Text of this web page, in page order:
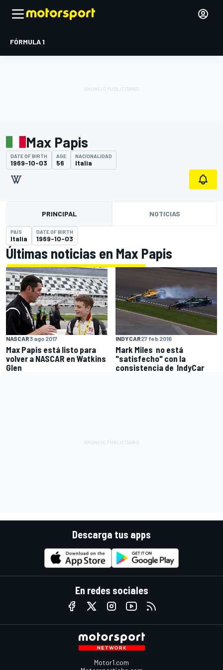
FÓRMULA 1
Max Papis
DATE OF BIRTH
1969-10-03
AGE
56
NACIONALIDAD
Italia
PRINCIPAL NOTICIAS
PAÍS
Italia
DATE OF BIRTH
1969-10-03
Últimas noticias en Max Papis
NASCAR3 ago 2017
Max Papis está listo para
volver a NASCAR en Watkins
Glen
INDYCAR27 feb 2016
Mark Miles no está
"satisfecho" con la
consistencia de IndyCar
Descarga tus apps
En redes sociales
Motor1.com